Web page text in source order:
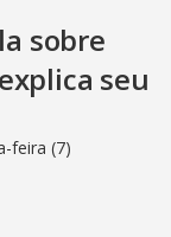
sobre
seu
feira (7)